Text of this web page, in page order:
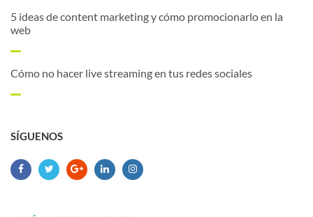
5 ideas de content marketing y cómo promocionarlo en la
web
Cómo no hacer live streaming en tus redes sociales
SÍGUENOS